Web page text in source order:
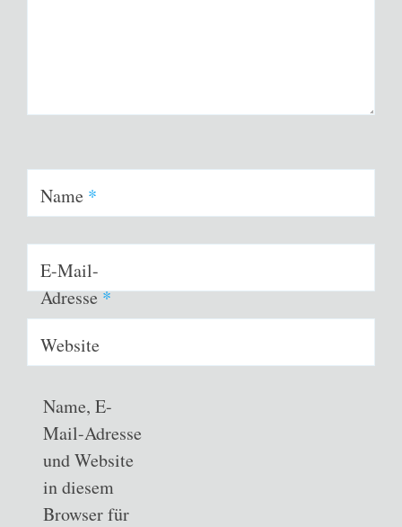
Name *
E-Mail-
Adresse*
Website
Name, E-
Mail-Adresse
und Website
in diesem
Browser für